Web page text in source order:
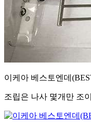
이케아 베스토엔데
조립은 나사 몇개만 조